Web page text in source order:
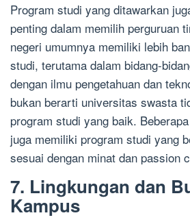
Program studi yang ditawarkan
penting dalam memilih perguruan
negeri umumnya memiliki lebih
studi, terutama dalam bidang-
dengan ilmu pengetahuan dan
bukan berarti universitas swasta
program studi yang baik.
juga memiliki program studi yang
sesuai dengan minat dan passion
7. Lingkungan dan
Kampus